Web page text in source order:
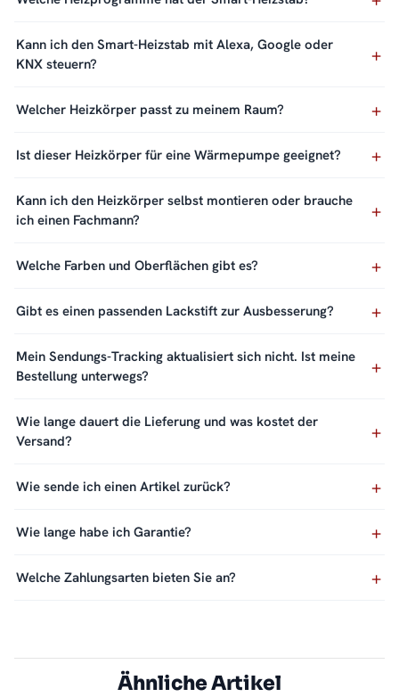
Kann ich den Smart-Heizstab mit Alexa, Google oder
KNX steuern?
Welcher Heizkörper passt zu meinem Raum?
Ist dieser Heizkörper für eine Wärmepumpe geeignet?
Kann ich den Heizkörper selbst montieren oder brauche
ich einen Fachmann?
Welche Farben und Oberflächen gibt es?
Gibt es einen passenden Lackstift zur Ausbesserung?
Mein Sendungs-Tracking aktualisiert sich nicht. Ist meine
Bestellung unterwegs?
Wie lange dauert die Lieferung und was kostet der
Versand?
Wie sende ich einen Artikel zurück?
Wie lange habe ich Garantie?
Welche Zahlungsarten bieten Sie an?
Ähnliche Artikel